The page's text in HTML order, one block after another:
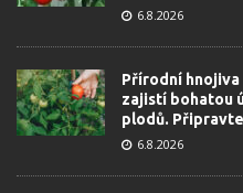
6.8.2026
Přírodní
zajistí bohatou
plodů.
6.8.2026